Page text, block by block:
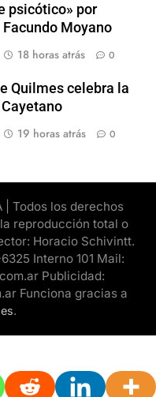
psicótico» por
Moyano
18 horas atrás 0
Quilmes celebra la
19 horas atrás 0
| Todos los derechos
reproducción total o
Horacio Schivintt.
Interno 101 Mail:
Publicidad:
Funciona gracias a
.